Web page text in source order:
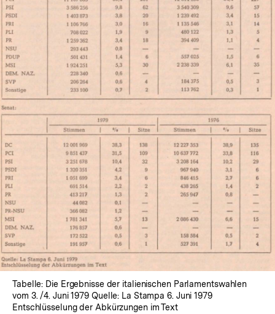
In
Lightbox
öffnen
Tabelle: Die Ergebnisse der italienischen Parlamentswahlen
vom 3. /4. Juni 1979 Quelle: La Stampa 6. Juni 1979
Entschlüsselung der Abkürzungen im Text